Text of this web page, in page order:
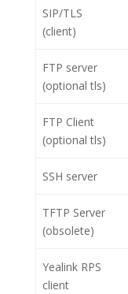
SIP/TLS
(client)
FTP server
(optional tls)
FTP Client
(optional tls)
SSH server
TFTP Server
(obsolete)
Yealink RPS
client